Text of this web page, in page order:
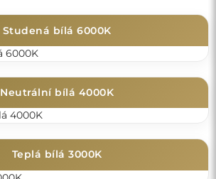
Studená bílá 6000K
Neutrální bílá 4000K
Teplá bílá 3000K